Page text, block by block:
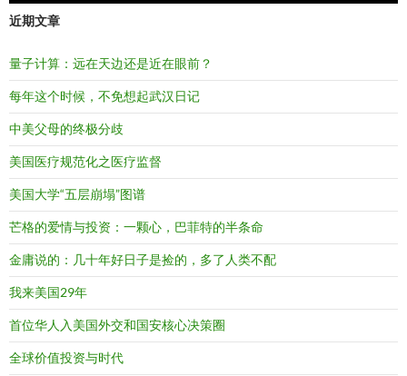
近期文章
量子计算：远在天边还是近在眼前？
每年这个时候，不免想起武汉日记
中美父母的终极分歧
美国医疗规范化之医疗监督
美国大学“五层崩塌”图谱
芒格的爱情与投资：一颗心，巴菲特的半条命
金庸说的：几十年好日子是捡的，多了人类不配
我来美国29年
首位华人入美国外交和国安核心决策圈
全球价值投资与时代